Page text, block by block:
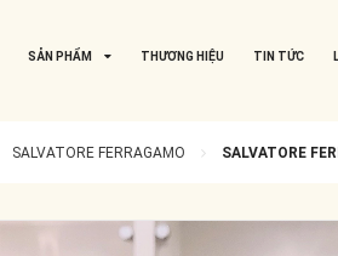
SẢN PHẨM THƯƠNG HIỆU TIN TỨC
SALVATORE FERRAGAMO SALVATORE